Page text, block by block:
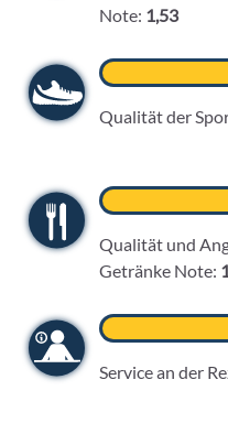
5969-
32
Note: 1,53
Qualität der
Qualität und
Getränke Note:
Service an der